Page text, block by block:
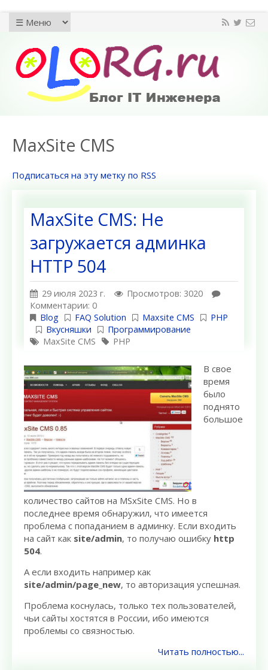
MaxSite CMS
Подписаться на эту метку по RSS
MaxSite CMS: Не
загружается админка
HTTP 504
29 июля 2023 г.
Просмотров: 3020
Комментарии: 0
Blog
FAQ Solution Maxsite CMS
PHP
Вкусняшки
Программирование
MaxSite CMS
PHP
В свое
время
было
поднято
большое
количество сайтов на MSxSite CMS. Но в
последнее время обнаружил, что имеется
проблема с попаданием в админку. Если входить
на сайт как site/admin, то получаю ошибку http
504.
А если входить например как
site/admin/page_new, то авторизация успешная.
Проблема коснулась, только тех пользователей,
чьи сайты хостятся в России, ибо имеются
проблемы со связностью.
Читать полностью...